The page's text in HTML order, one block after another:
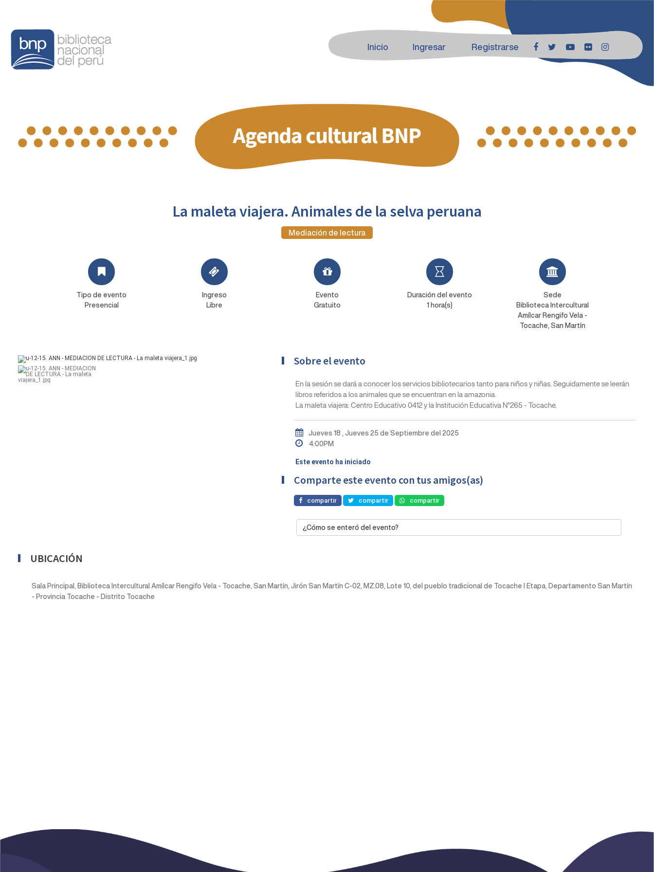
Inicio Ingresar Registrarse
La maleta viajera. Animales de la selva peruana
Mediación de lectura
Tipo de evento
Presencial
Ingreso
Libre
Evento
Gratuito
Duración del evento
1 hora(s)
Sede
Biblioteca Intercultural
Amílcar Rengifo Vela -
Tocache, San Martín
Sobre el evento
En la sesión se dará a conocer los servicios bibliotecarios tanto para niños y niñas. Seguidamente se leerán
libros referidos a los animales que se encuentran en la amazonia.
La maleta viajera: Centro Educativo 0412 y la Institución Educativa N°265 - Tocache.
Jueves 18 , Jueves 25 de Septiembre del 2025
4:00PM
Este evento ha iniciado
Comparte este evento con tus amigos(as)
compartir compartir compartir
¿Cómo se enteró del evento?
UBICACIÓN
Sala Principal, Biblioteca Intercultural Amílcar Rengifo Vela - Tocache, San Martín, Jirón San Martín C-02, MZ.08, Lote 10, del pueblo tradicional de Tocache I Etapa, Departamento San Martín
- Provincia Tocache - Distrito Tocache